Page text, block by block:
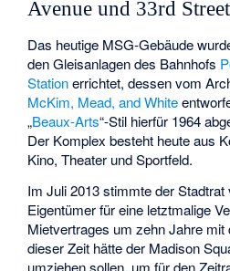
Avenue und 33rd Street
Das heutige MSG-Gebäude
den Gleisanlagen des Bahnhofs
Stationerrichtet, dessen vom
McKim, Mead, and White
„Beaux-Arts“-Stil hierfür 1964
Der Komplex besteht heute aus
Kino, Theater und Sportfeld.
Im Juli 2013 stimmte der
Eigentümer für eine letztmalige
Mietvertrages um zehn Jahre mit
dieser Zeit hätte der Madison